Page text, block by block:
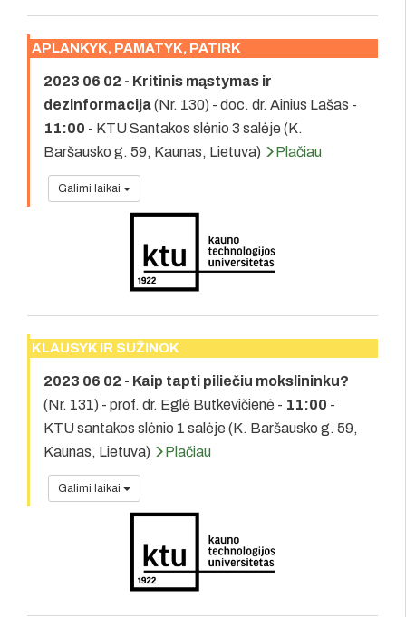
APLANKYK, PAMATYK, PATIRK
2023 06 02 - Kritinis mąstymas ir
dezinformacija(Nr. 130) - doc. dr. Ainius Lašas -
11:00 - KTU Santakos slėnio 3 salėje (K.
Baršausko g. 59, Kaunas, Lietuva)
Plačiau
Galimi laikai
KLAUSYK IR SUŽINOK
2023 06 02 - Kaip tapti piliečiu mokslininku?
(Nr. 131) - prof. dr. Eglė Butkevičienė - 11:00 -
KTU santakos slėnio 1 salėje (K. Baršausko g. 59,
Kaunas, Lietuva)
Plačiau
Galimi laikai